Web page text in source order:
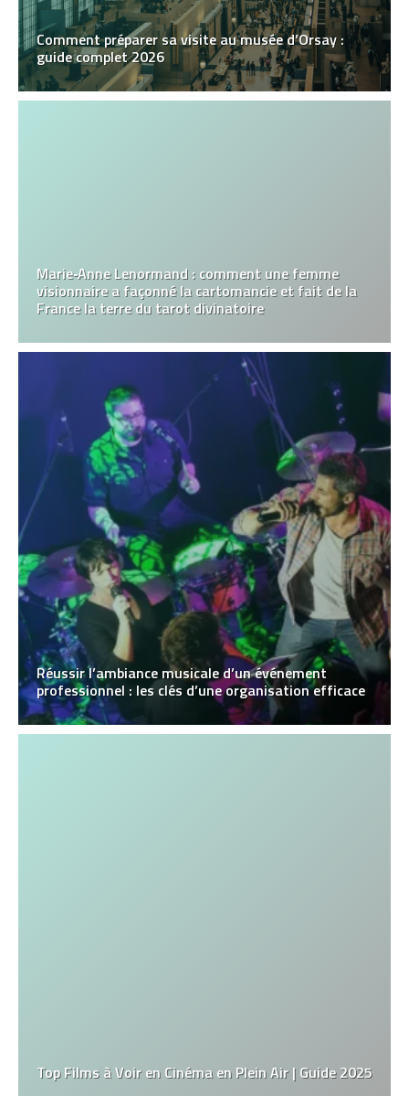
Comment préparer sa visite au musée d’Orsay :
guide complet 2026
Marie‑Anne Lenormand : comment une femme
visionnaire a façonné la cartomancie et fait de la
France la terre du tarot divinatoire
Réussir l’ambiance musicale d’un événement
professionnel : les clés d’une organisation efficace
Top Films à Voir en Cinéma en Plein Air | Guide 2025